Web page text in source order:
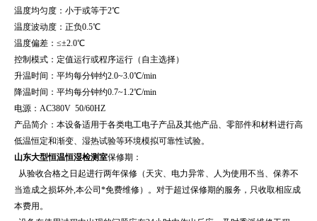
温度均匀度：小于或等于2℃
温度波动度：正负0.5℃
温度偏差：≤±2.0℃
控制模式：定值运行或程序运行（自主选择）
升温时间：平均每分钟约2.0~3.0℃/min
降温时间：平均每分钟约0.7~1.2℃/min
电源：AC380V 50/60HZ
产品简介：本设备适用于各类电工电子产品及其他产品、零部件和材料进行高
低温恒定和渐变、湿热试验等环境模拟可靠性试验。
山东大型恒温恒湿检测室保修期：
从验收合格之日起进行两年保修（天灾、电力异常、人为使用不当、保养不
当造成之损坏外,本公司*免费维修）。对于超过保修期的服务，只收取相应成
本费用。